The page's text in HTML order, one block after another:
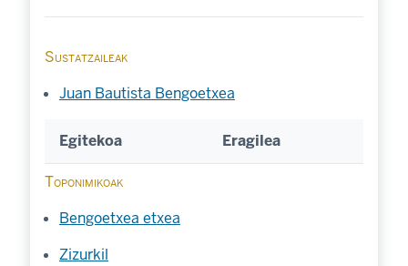
Sustatzaileak
Juan Bautista Bengoetxea
Egitekoa Eragilea
Toponimikoak
Bengoetxea etxea
Zizurkil